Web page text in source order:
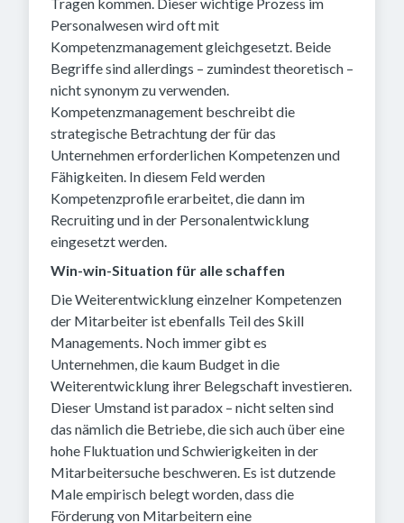
Personalwesen wird oft mit
Kompetenzmanagement gleichgesetzt. Beide
Begriffe sind allerdings – zumindest theoretisch –
nicht synonym zu verwenden.
Kompetenzmanagement beschreibt die
strategische Betrachtung der für das
Unternehmen erforderlichen Kompetenzen und
Fähigkeiten. In diesem Feld werden
Kompetenzprofile erarbeitet, die dann im
Recruiting und in der Personalentwicklung
eingesetzt werden.
Win-win-Situation für alle schaffen
Die Weiterentwicklung einzelner Kompetenzen
der Mitarbeiter ist ebenfalls Teil des Skill
Managements. Noch immer gibt es
Unternehmen, die kaum Budget in die
Weiterentwicklung ihrer Belegschaft investieren.
Dieser Umstand ist paradox – nicht selten sind
das nämlich die Betriebe, die sich auch über eine
hohe Fluktuation und Schwierigkeiten in der
Mitarbeitersuche beschweren. Es ist dutzende
Male empirisch belegt worden, dass die
Förderung von Mitarbeitern eine